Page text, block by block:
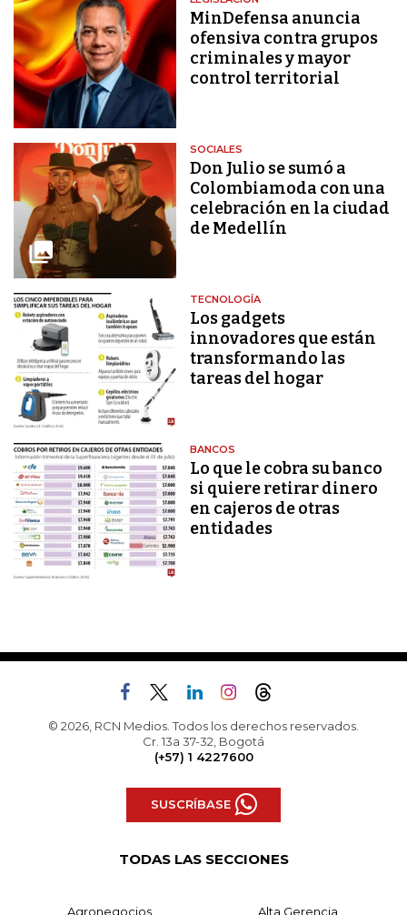
MinDefensa anuncia
ofensiva contra grupos
criminales y mayor
control territorial
SOCIALES
Don Julio se sumó a
Colombiamoda con una
celebración en la ciudad
de Medellín
TECNOLOGÍA
Los gadgets
innovadores que están
transformando las
tareas del hogar
BANCOS
Lo que le cobra su banco
si quiere retirar dinero
en cajeros de otras
entidades
© 2026, RCN Medios. Todos los derechos reservados.
Cr. 13a 37-32, Bogotá
(+57) 1 4227600
SUSCRÍBASE
TODAS LAS SECCIONES
Agronegocios Alta Gerencia